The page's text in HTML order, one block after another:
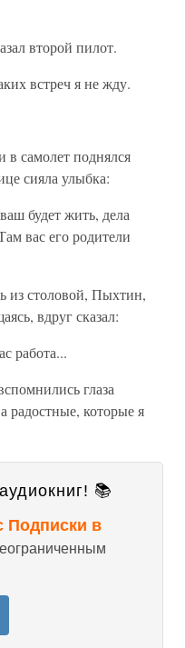
второй пилот.
встреч я не жду.
самолет поднялся
сияла улыбка:
будет жить, дела
вас его родители
из столовой, Пыхтин,
вдруг сказал:
работа...
глаза
радостные, которые я
📚
Подписки в